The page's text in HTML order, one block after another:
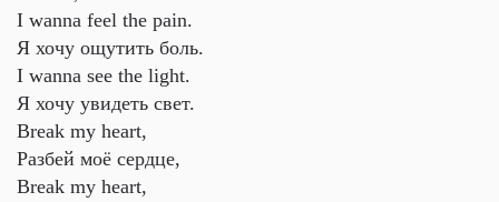
I wanna feel the pain.
Я хочу ощутить боль.
I wanna see the light.
Я хочу увидеть свет.
Break my heart,
Разбей моё сердце,
Break my heart,